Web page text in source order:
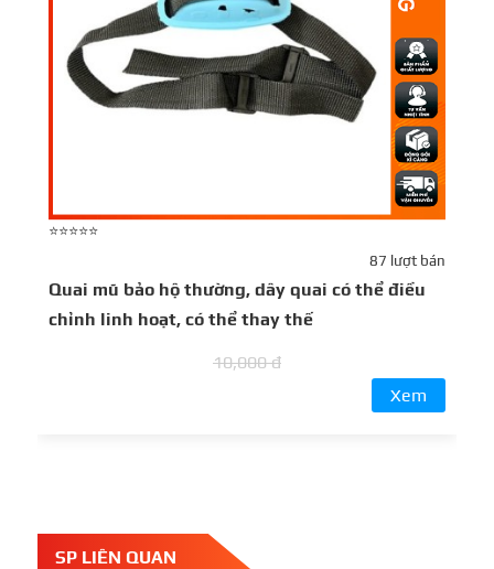
⭐⭐⭐⭐⭐
87 lượt bán
Quai mũ bảo hộ thường, dây quai có thể điều
chỉnh linh hoạt, có thể thay thế
10,000 đ
Xem
SP LIÊN QUAN